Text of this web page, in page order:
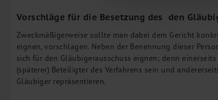
Vorschläge für die Besetzung des den
Zweckmäßigerweise sollte man dabei dem Gericht
eignen, vorschlagen. Neben der Benennung dieser
sich für den Gläubigerausschuss eignen; denn
(späterer) Beteiligter des Verfahrens sein und
Gläubiger repräsentieren.